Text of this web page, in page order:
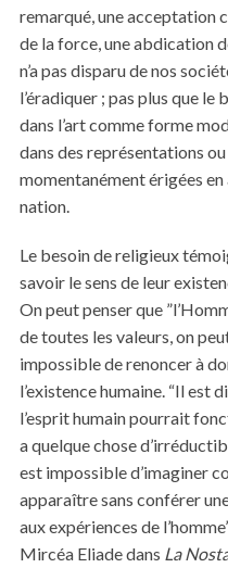
remarqué, une acceptation
de la force, une abdication
n’a pas disparu de nos
l’éradiquer ; pas plus que le
dans l’art comme forme
dans des représentations
momentanément érigées
nation.
Le besoin de religieux
savoir le sens de leur
On peut penser que
de toutes les valeurs, on
impossible de renoncer à
l’existence humaine. “Il est
l’esprit humain pourrait
a quelque chose
est impossible d’imaginer
apparaître sans conférer
aux expériences de
Mircéa Eliade dans La